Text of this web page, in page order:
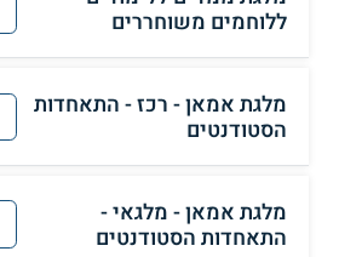
ללוחמים משוחררים
מלגת אמאן - רכז - התאחדות
הסטודנטים
מלגת אמאן - מלגאי -
התאחדות הסטודנטים